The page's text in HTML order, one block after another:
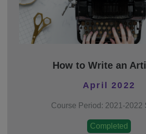
How to Write an
April 2022
Course Period: 2021-2022
Completed